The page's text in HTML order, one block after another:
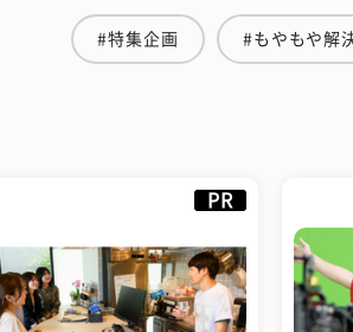
#特集企画 #もやもや解
PR